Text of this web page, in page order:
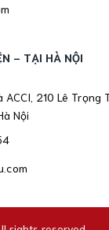
- TẠI HÀ NỘI
ACCI, 210 Lê Trọng
Nội